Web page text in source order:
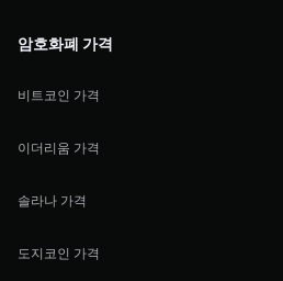
암호화폐 가격
비트코인 가격
이더리움 가격
솔라나 가격
도지코인 가격